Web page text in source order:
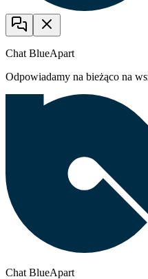
Chat BlueApart
Odpowiadamy na bieżąco na
Chat BlueApart